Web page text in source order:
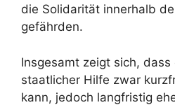
die Solidarität innerhalb
gefährden.
Insgesamt zeigt sich, dass
staatlicher Hilfe zwar
kann, jedoch langfristig